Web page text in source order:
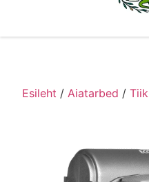
Esileht / Aiatarbed / Tiik